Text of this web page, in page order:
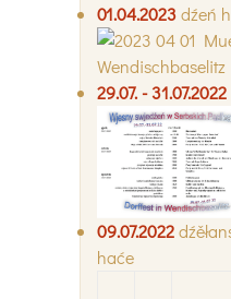
01.04.2023dźeń
29.07. - 31.07.2022
09.07.2022
haće